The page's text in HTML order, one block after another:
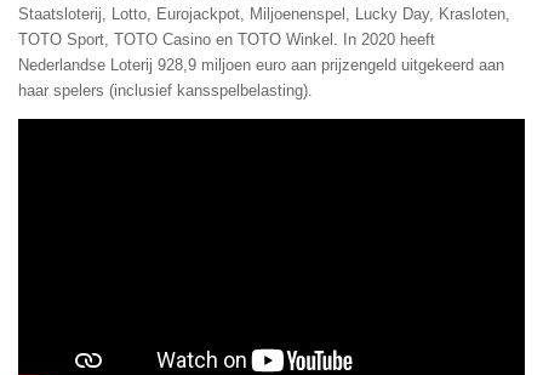
Staatsloterij, Lotto, Eurojackpot, Miljoenenspel, Lucky Day, Krasloten,
TOTO Sport, TOTO Casino en TOTO Winkel. In 2020 heeft
Nederlandse Loterij 928,9 miljoen euro aan prijzengeld uitgekeerd aan
haar spelers (inclusief kansspelbelasting).